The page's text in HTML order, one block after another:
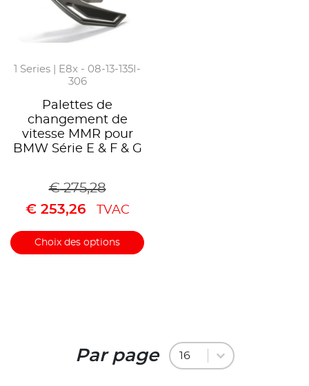
1 Series | E8x - 08-13-135I-
306
Palettes de
changement de
vitesse MMR pour
BMW Série E & F & G
€275,28
€253,26 TVAC
Choix des options
Par page Par page
16
Par page